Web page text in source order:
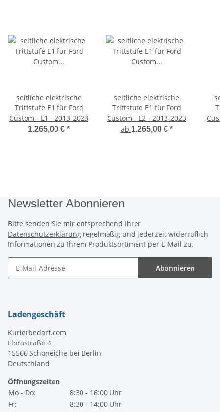
seitliche elektrische
Trittstufe E1 für Ford
Custom - L1 - 2013-2023
1.265,00 € *
seitliche elektrische
Trittstufe E1 für Ford
Custom - L2 - 2013-2023
ab 1.265,00 € *
Newsletter Abonnieren
Bitte senden Sie mir entsprechend Ihrer
Datenschutzerklärung regelmäßig und jederzeit widerruflich
Informationen zu Ihrem Produktsortiment per E-Mail zu.
Abonnieren
Ladengeschäft
Kurierbedarf.com
Florastraße 4
15566 Schöneiche bei Berlin
Deutschland
Öffnungszeiten
Mo - Do:
8:30 - 16:00 Uhr
Fr:
8:30 - 14:00 Uhr